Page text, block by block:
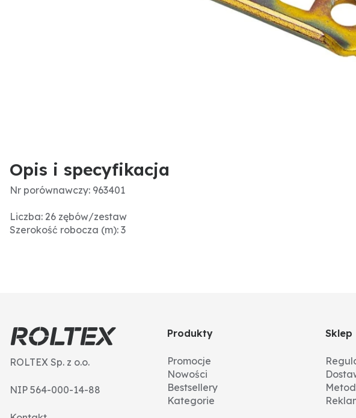
Opis i specyfikacja
Nr porównawczy: 963401
Liczba: 26 zębów/zestaw
Szerokość robocza (m): 3
ROLTEX Sp. z o.o.
NIP 564-000-14-88
Produkty
Promocje
Nowości
Bestsellery
Kategorie
Sklep